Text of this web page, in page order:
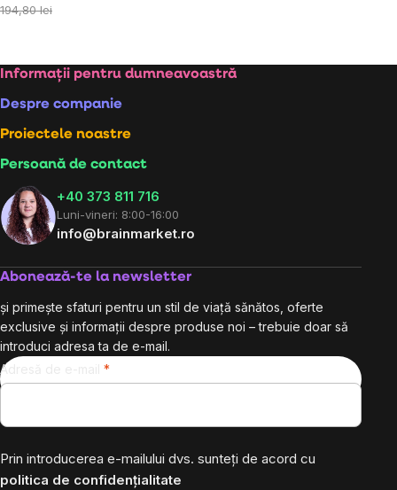
preţ:
194,80 lei
Subsol
Informații pentru dumneavoastră
Despre companie
Proiectele noastre
Persoană de contact
+40 373 811 716
Luni-vineri: 8:00-16:00
info@brainmarket.ro
Abonează-te la newsletter
și primește sfaturi pentru un stil de viață sănătos, oferte
exclusive și informații despre produse noi – trebuie doar să
introduci adresa ta de e-mail.
Adresă de e-mail
Prin introducerea e-mailului dvs. sunteți de acord cu
politica de confidențialitate